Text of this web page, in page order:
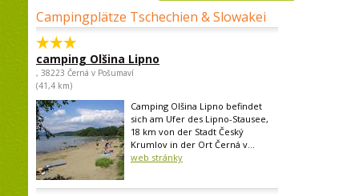
Campingplätze Tschechien & Slowakei
camping Olšina Lipno
, 38223 Černá v Pošumaví
(41,4 km)
Camping Olšina Lipno befindet
sich am Ufer des Lipno-Stausee,
18 km von der Stadt Český
Krumlov in der Ort Černá v...
web stránky